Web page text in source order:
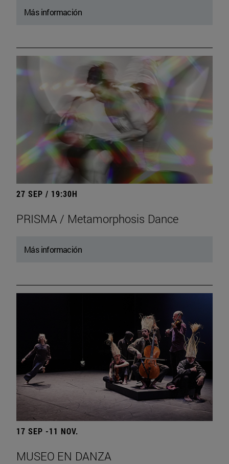
Más información
27 SEP / 19:30H
PRISMA / Metamorphosis Dance
Más información
17 SEP -11 NOV.
MUSEO EN DANZA